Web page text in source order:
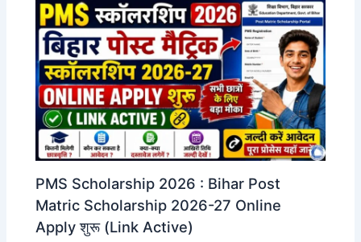
PMS Scholarship 2026 : Bihar Post
Matric Scholarship 2026-27 Online
Apply शुरू (Link Active)